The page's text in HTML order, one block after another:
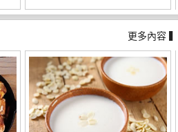
更多內容 ▍